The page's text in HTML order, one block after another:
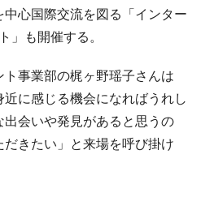
心国際交流を図る「インター
」も開催する。
事業部の梶ヶ野瑶子さんは
近に感じる機会になればうれし
会いや発見があると思うの
きたい」と来場を呼び掛け